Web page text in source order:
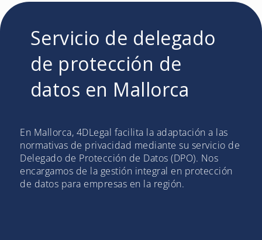
Servicio de delegado
de protección de
datos en Mallorca
En Mallorca, 4DLegal facilita la adaptación a las
normativas de privacidad mediante su servicio de
Delegado de Protección de Datos (DPO). Nos
encargamos de la gestión integral en protección
de datos para empresas en la región.